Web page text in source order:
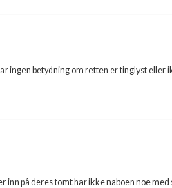
ingen betydning om retten er tinglyst eller
på deres tomt har ikke naboen noe med